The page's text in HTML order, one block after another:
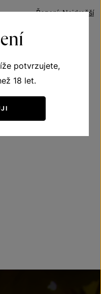
Nejdražší
Řazení:
potvrzujete,
18 let.